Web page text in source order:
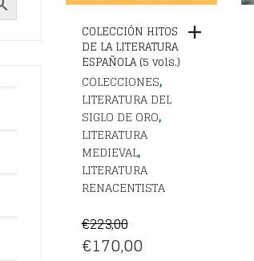
COLECCIÓN HITOS
DE LA LITERATURA
ESPAÑOLA (5 vols.)
COLECCIONES,
LITERATURA DEL
SIGLO DE ORO,
LITERATURA
MEDIEVAL,
LITERATURA
RENACENTISTA
€223,00
EL
€170,00EL